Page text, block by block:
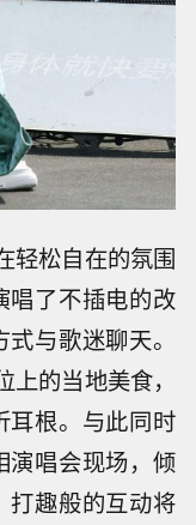
轻松自在的氛围
唱了不插电的改
与歌迷聊天。
上的当地美食，
耳根。与此同时
演唱会现场，倾
打趣般的互动将